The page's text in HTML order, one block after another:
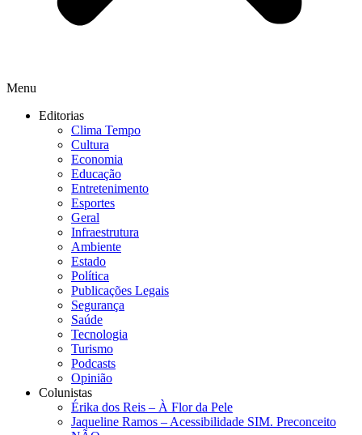
Menu
Editorias
Clima Tempo
Cultura
Economia
Educação
Entretenimento
Esportes
Geral
Infraestrutura
Ambiente
Estado
Política
Publicações Legais
Segurança
Saúde
Tecnologia
Turismo
Podcasts
Opinião
Colunistas
Érika dos Reis​ – À Flor da Pele
Jaqueline Ramos – Acessibilidade SIM. Preconceito